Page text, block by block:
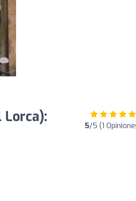
Lorca):
5/5 (1